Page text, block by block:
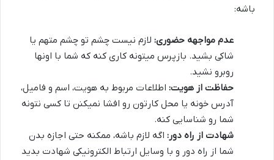
باشه:
عدم مواجهه حضوری: لازم نیست چشم تو چشم متهم یا
شاکی بشید. بازپرس میتونه کاری کنه که شما با اونها
روبرو نشید.
حفاظت از هویت: اطلاعات مربوط به هویت، اسم و فامیل،
آدرس خونه یا محل کارتون رو افشا نمیکنن تا کسی نتونه
شما رو شناسایی کنه.
شهادت از راه دور: اگه لازم باشه، ممکنه حتی اجازه بدن
شما از راه دور و با وسایل ارتباط الکترونیکی شهادت بدید